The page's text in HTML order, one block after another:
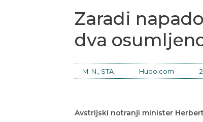
Zaradi
dva
M. N., STA Hudo.com
Avstrijski notranji minister